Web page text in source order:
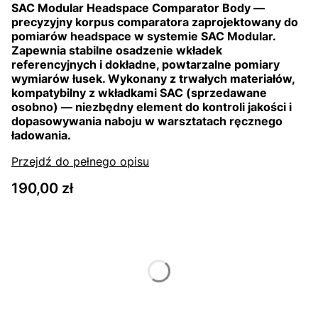
SAC Modular Headspace Comparator Body —
precyzyjny korpus comparatora zaprojektowany do
pomiarów headspace w systemie SAC Modular.
Zapewnia stabilne osadzenie wkładek
referencyjnych i dokładne, powtarzalne pomiary
wymiarów łusek. Wykonany z trwałych materiałów,
kompatybilny z wkładkami SAC (sprzedawane
osobno) — niezbędny element do kontroli jakości i
dopasowywania naboju w warsztatach ręcznego
ładowania.
Przejdź do pełnego opisu
Cena
190,00 zł